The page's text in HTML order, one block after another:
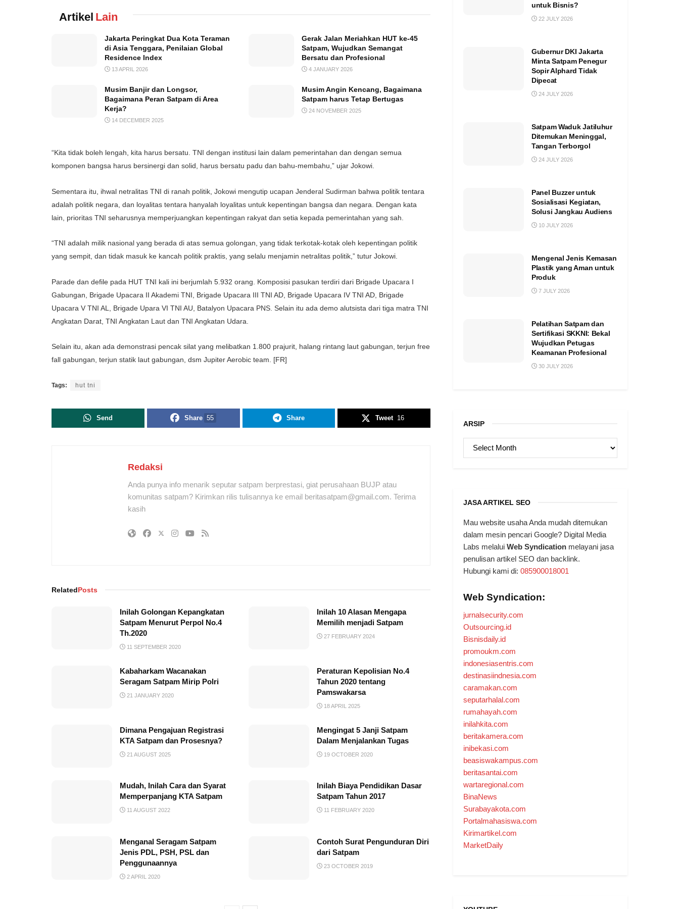
Artikel Lain
Jakarta Peringkat Dua Kota Teraman
di Asia Tenggara, Penilaian Global
Residence Index
13 APRIL 2026
Gerak Jalan Meriahkan HUT ke-45
Satpam, Wujudkan Semangat
Bersatu dan Profesional
4 JANUARY 2026
Musim Banjir dan Longsor,
Bagaimana Peran Satpam di Area
Kerja?
14 DECEMBER 2025
Musim Angin Kencang, Bagaimana
Satpam harus Tetap Bertugas
24 NOVEMBER 2025
“Kita tidak boleh lengah, kita harus bersatu. TNI dengan institusi lain dalam pemerintahan dan dengan semua
komponen bangsa harus bersinergi dan solid, harus bersatu padu dan bahu-membahu,” ujar Jokowi.
Sementara itu, ihwal netralitas TNI di ranah politik, Jokowi mengutip ucapan Jenderal Sudirman bahwa politik tentara
adalah politik negara, dan loyalitas tentara hanyalah loyalitas untuk kepentingan bangsa dan negara. Dengan kata
lain, prioritas TNI seharusnya memperjuangkan kepentingan rakyat dan setia kepada pemerintahan yang sah.
“TNI adalah milik nasional yang berada di atas semua golongan, yang tidak terkotak-kotak oleh kepentingan politik
yang sempit, dan tidak masuk ke kancah politik praktis, yang selalu menjamin netralitas politik,” tutur Jokowi.
Parade dan defile pada HUT TNI kali ini berjumlah 5.932 orang. Komposisi pasukan terdiri dari Brigade Upacara I
Gabungan, Brigade Upacara II Akademi TNI, Brigade Upacara III TNI AD, Brigade Upacara IV TNI AD, Brigade
Upacara V TNI AL, Brigade Upara VI TNI AU, Batalyon Upacara PNS. Selain itu ada demo alutsista dari tiga matra TNI
Angkatan Darat, TNI Angkatan Laut dan TNI Angkatan Udara.
Selain itu, akan ada demonstrasi pencak silat yang melibatkan 1.800 prajurit, halang rintang laut gabungan, terjun free
fall gabungan, terjun statik laut gabungan, dsm Jupiter Aerobic team. [FR]
Tags: hut tni
Send Share 55 Share Tweet 16
Redaksi
Anda punya info menarik seputar satpam berprestasi, giat perusahaan BUJP atau
komunitas satpam? Kirimkan rilis tulisannya ke email beritasatpam@gmail.com. Terima
kasih
RelatedPosts
Inilah Golongan Kepangkatan
Satpam Menurut Perpol No.4
Th.2020
11 SEPTEMBER 2020
Inilah 10 Alasan Mengapa
Memilih menjadi Satpam
27 FEBRUARY 2024
Kabaharkam Wacanakan
Seragam Satpam Mirip Polri
21 JANUARY 2020
Peraturan Kepolisian No.4
Tahun 2020 tentang
Pamswakarsa
18 APRIL 2025
Dimana Pengajuan Registrasi
KTA Satpam dan Prosesnya?
21 AUGUST 2025
Mengingat 5 Janji Satpam
Dalam Menjalankan Tugas
19 OCTOBER 2020
Mudah, Inilah Cara dan Syarat
Memperpanjang KTA Satpam
11 AUGUST 2022
Inilah Biaya Pendidikan Dasar
Satpam Tahun 2017
11 FEBRUARY 2020
Menganal Seragam Satpam
Jenis PDL, PSH, PSL dan
Penggunaannya
2 APRIL 2020
Contoh Surat Pengunduran Diri
dari Satpam
23 OCTOBER 2019
untuk Bisnis?
22 JULY 2026
Gubernur DKI Jakarta
Minta Satpam Penegur
Sopir Alphard Tidak
Dipecat
24 JULY 2026
Satpam Waduk Jatiluhur
Ditemukan Meninggal,
Tangan Terborgol
24 JULY 2026
Panel Buzzer untuk
Sosialisasi Kegiatan,
Solusi Jangkau Audiens
10 JULY 2026
Mengenal Jenis Kemasan
Plastik yang Aman untuk
Produk
7 JULY 2026
Pelatihan Satpam dan
Sertifikasi SKKNI: Bekal
Wujudkan Petugas
Keamanan Profesional
30 JULY 2026
ARSIP
ARSIP
JASA ARTIKEL SEO
Mau website usaha Anda mudah ditemukan
dalam mesin pencari Google? Digital Media
Labs melalui Web Syndication melayani jasa
penulisan artikel SEO dan backlink.
Hubungi kami di: 085900018001
Web Syndication:
jurnalsecurity.com
Outsourcing.id
Bisnisdaily.id
promoukm.com
indonesiasentris.com
destinasiindnesia.com
caramakan.com
seputarhalal.com
rumahayah.com
inilahkita.com
beritakamera.com
inibekasi.com
beasiswakampus.com
beritasantai.com
wartaregional.com
BinaNews
Surabayakota.com
Portalmahasiswa.com
Kirimartikel.com
MarketDaily